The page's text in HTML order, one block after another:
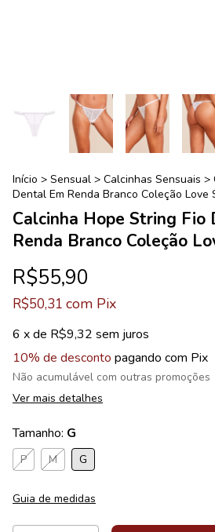
Início > Sensual > Calcinhas Sensuais >
Dental Em Renda Branco Coleção Love
Calcinha Hope String Fio
Renda Branco Coleção
R$55,90
R$50,31 com Pix
6 x de R$9,32 sem juros
10% de desconto pagando com Pix
Não acumulável com outras promoções
Ver mais detalhes
Tamanho: G
P M G
Guia de medidas